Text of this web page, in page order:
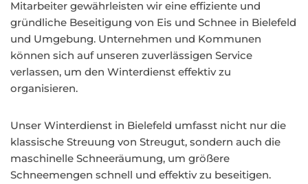
Mitarbeiter gewährleisten wir eine effiziente und
gründliche Beseitigung von Eis und Schnee in Bielefeld
und Umgebung. Unternehmen und Kommunen
können sich auf unseren zuverlässigen Service
verlassen, um den Winterdienst effektiv zu
organisieren.
Unser Winterdienst in Bielefeld umfasst nicht nur die
klassische Streuung von Streugut, sondern auch die
maschinelle Schneeräumung, um größere
Schneemengen schnell und effektiv zu beseitigen.